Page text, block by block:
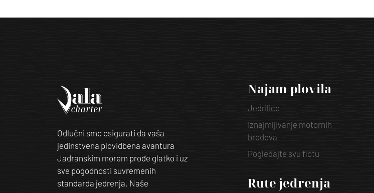
Odlučni smo osigurati da vaša
jedinstvena plovidbena avantura
Jadranskim morem prođe glatko i uz
sve pogodnosti suvremenih
standarda jedrenja. Naše
Najam plovila
Jedrilice
Iznajmljivanje motornih
brodova
Pogledajte svu flotu
Rute jedrenja